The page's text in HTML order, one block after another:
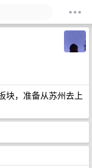
块，准备从苏州去上